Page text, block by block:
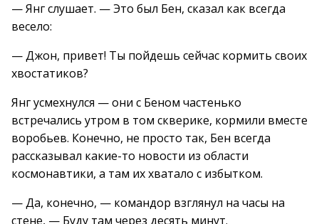
— Янг слушает. — Это был Бен, сказал как всегда
весело:
— Джон, привет! Ты пойдешь сейчас кормить своих
хвостатиков?
Янг усмехнулся — они с Беном частенько
встречались утром в том скверике, кормили вместе
воробьев. Конечно, не просто так, Бен всегда
рассказывал какие-то новости из области
космонавтики, а там их хватало с избытком.
— Да, конечно, — командор взглянул на часы на
стене, — Буду там через десять минут.